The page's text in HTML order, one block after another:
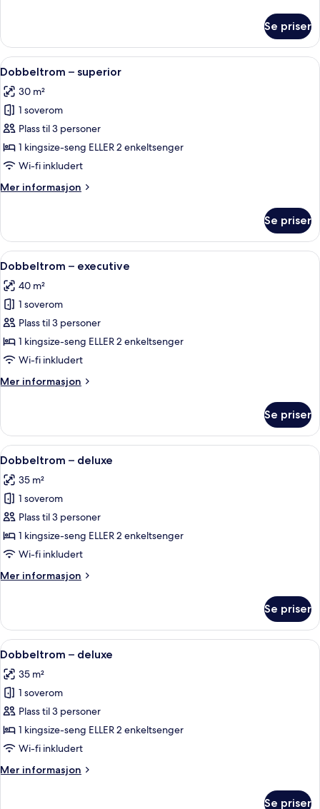
River
View
King
Suite
with
View
Se priser
Åpne
alle
bildene
av
Dobbeltrom
–
superior
Dobbeltrom – superior | Minibar
6
Dobbeltrom – superior
30 m²
1 soverom
Plass til 3 personer
1 kingsize-seng ELLER 2 enkeltsenger
Wi-fi inkludert
Mer informasjon
Mer
–
superior
Se priser
Åpne
alle
bildene
av
Dobbeltrom
–
executive
Minibar (inkludert), safe på rommet,
26
Dobbeltrom – executive
40 m²
1 soverom
Plass til 3 personer
1 kingsize-seng ELLER 2 enkeltsenger
Wi-fi inkludert
Mer informasjon
Mer
–
executive
Se priser
Åpne
alle
bildene
av
Dobbeltrom
–
deluxe
Minibar (inkludert), safe på rommet,
15
Dobbeltrom – deluxe
35 m²
1 soverom
Plass til 3 personer
1 kingsize-seng ELLER 2 enkeltsenger
Wi-fi inkludert
Mer informasjon
Mer
–
deluxe
Se priser
Åpne
alle
bildene
av
Dobbeltrom
–
deluxe
Minibar (inkludert), safe på rommet,
16
Dobbeltrom – deluxe
35 m²
1 soverom
Plass til 3 personer
1 kingsize-seng ELLER 2 enkeltsenger
Wi-fi inkludert
Mer informasjon
Mer
Se priser